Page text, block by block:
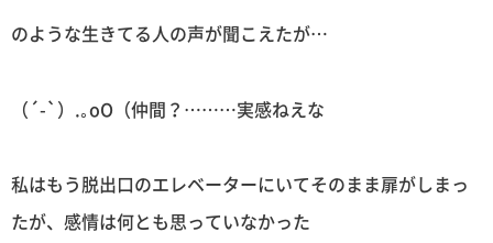
のような生きてる人の声が聞こえたが…
（´-`）.｡oO（仲間？………実感ねえな
私はもう脱出口のエレベーターにいてそのまま扉がしまっ
たが、感情は何とも思っていなかった